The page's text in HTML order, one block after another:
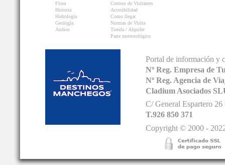
Flora
Historia
Hidrología
Geología
Audios
Centros de Visitantes
Accesibilidad
Como llegar
Normas de Visita
Tienda / Alquiler
Parte meteorológico
Portal de información y
Nº Reg. Empresa de
Nº Reg. Agencia de
Cladium Asociados
C/ General Espartero
T.926 850 371
Copyright © 2000 -